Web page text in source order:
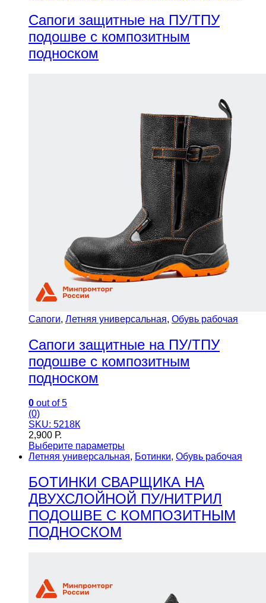
Сапоги защитные на ПУ/ТПУ
подошве с композитным
подноском
Сапоги, Летняя универсальная, Обувь рабочая
Сапоги защитные на ПУ/ТПУ
подошве с композитным
подноском
0 out of 5
(0)
SKU: 5218К
2,900 Р.
Выберите параметры
Летняя универсальная, Ботинки, Обувь рабочая
БОТИНКИ СВАРЩИКА НА
ДВУХСЛОЙНОЙ ПУ/НИТРИЛ
ПОДОШВЕ С КОМПОЗИТНЫМ
ПОДНОСКОМ